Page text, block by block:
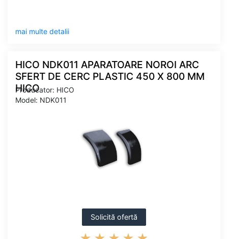
mai multe detalii
HICO NDK011 APARATOARE NOROI ARC
SFERT DE CERC PLASTIC 450 X 800 MM
HICO
Producator: HICO
Model: NDK011
Solicită ofertă